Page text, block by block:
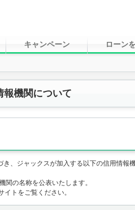
キャンペーン ローン
報機関について
、ジャックスが加入する以下の信用情
関の名称を公表いたします。
トをご覧ください。